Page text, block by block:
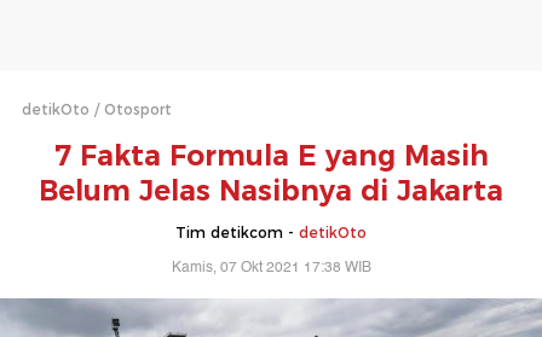
detikOto Otosport
7 Fakta Formula E yang Masih
Belum Jelas Nasibnya di Jakarta
Tim detikcom - detikOto
Kamis, 07 Okt 2021 17:38 WIB